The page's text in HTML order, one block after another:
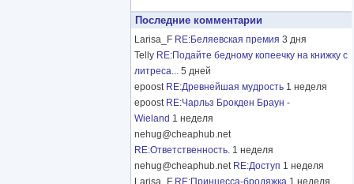
Последние комментарии
Larisa_F RE:Беляевская премия 3 дня
Telly RE:Подайте бедному копеечку на книжку с
литреса... 5 дней
epoost RE:Древнейшая мудрость 1 неделя
epoost RE:Чарльз Брокден Браун -
Wieland 1 неделя
nehug@cheaphub.net
RE:Ответственность. 1 неделя
nehug@cheaphub.net RE:Доступ 1 неделя